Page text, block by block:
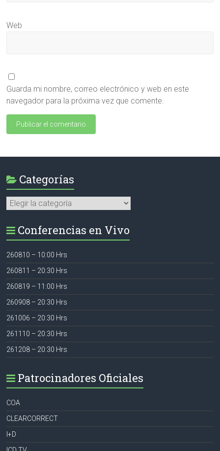
Web
Guarda mi nombre, correo electrónico y web en este
navegador para la próxima vez que comente.
Categorías
Categorías
Conferencias en Vivo
260810 – 10:00 Hrs
260811 – 20:30 Hrs
260819 – 11:00 Hrs
260908 – 20:30 Hrs
261006 – 20:30 Hrs
261110 – 20:30 Hrs
261208 – 20:30 Hrs
Patrocinadores Oficiales
COA
CLEARCORRECT
I+D